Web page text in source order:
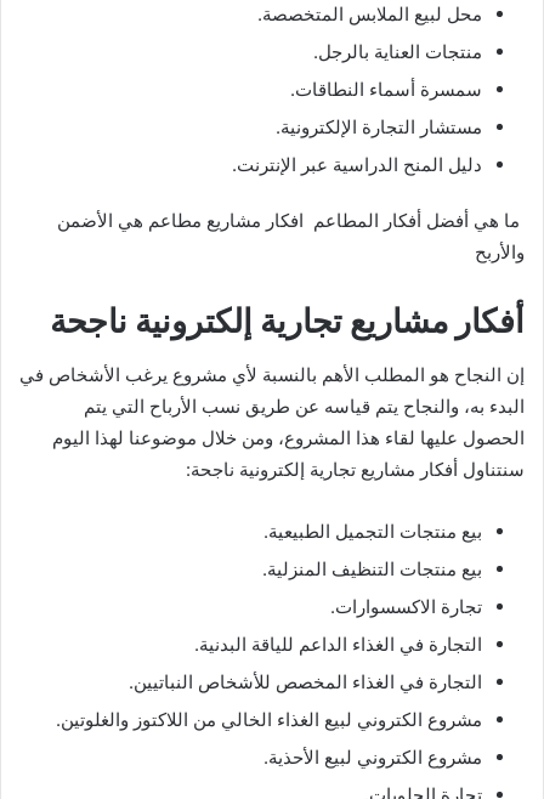
محل لبيع الملابس المتخصصة.
منتجات العناية بالرجل.
سمسرة أسماء النطاقات.
مستشار التجارة الإلكترونية.
دليل المنح الدراسية عبر الإنترنت.
ما هي أفضل أفكار المطاعم افكار مشاريع مطاعم هي الأضمن
والأربح
أفكار مشاريع تجارية إلكترونية ناجحة
إن النجاح هو المطلب الأهم بالنسبة لأي مشروع يرغب الأشخاص في
البدء به، والنجاح يتم قياسه عن طريق نسب الأرباح التي يتم
الحصول عليها لقاء هذا المشروع، ومن خلال موضوعنا لهذا اليوم
سنتناول أفكار مشاريع تجارية إلكترونية ناجحة:
بيع منتجات التجميل الطبيعية.
بيع منتجات التنظيف المنزلية.
تجارة الاكسسوارات.
التجارة في الغذاء الداعم للياقة البدنية.
التجارة في الغذاء المخصص للأشخاص النباتيين.
مشروع الكتروني لبيع الغذاء الخالي من اللاكتوز والغلوتين.
مشروع الكتروني لبيع الأحذية.